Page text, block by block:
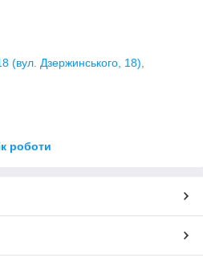
(вул. Дзержинського, 18),
роботи